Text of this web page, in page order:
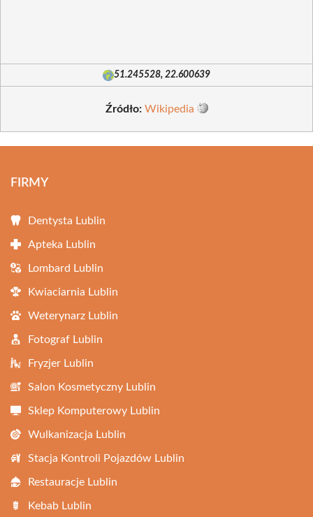
51.245528, 22.600639
Źródło: Wikipedia
FIRMY
Dentysta Lublin
Apteka Lublin
Lombard Lublin
Kwiaciarnia Lublin
Weterynarz Lublin
Fotograf Lublin
Fryzjer Lublin
Salon Kosmetyczny Lublin
Sklep Komputerowy Lublin
Wulkanizacja Lublin
Stacja Kontroli Pojazdów Lublin
Restauracje Lublin
Kebab Lublin